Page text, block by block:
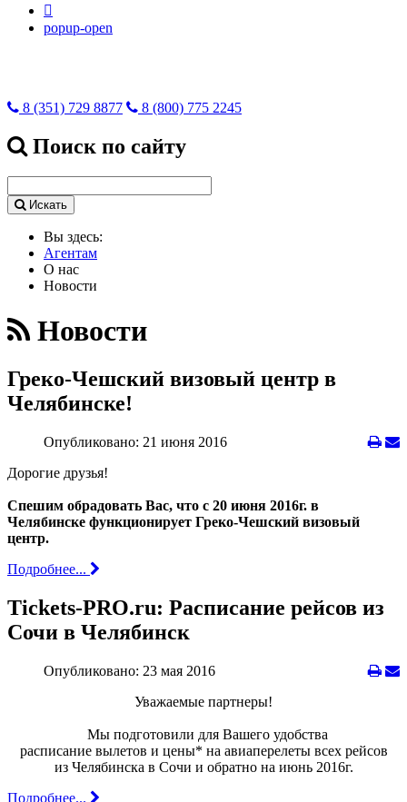

popup-open
8 (351) 729 8877 8 (800) 775 2245
Поиск по сайту
Искать
Вы здесь:
Агентам
О нас
Новости
Новости
Греко-Чешский визовый центр в
Челябинске!
Опубликовано: 21 июня 2016
Дорогие друзья!
Спешим обрадовать Вас, что с 20 июня 2016г. в
Челябинске функционирует Греко-Чешский визовый
центр.
Подробнее...
Tickets-PRO.ru: Расписание рейсов из
Сочи в Челябинск
Опубликовано: 23 мая 2016
Уважаемые партнеры!
Мы подготовили для Вашего удобства
расписание вылетов и цены* на авиаперелеты всех рейсов
из Челябинска в Сочи и обратно на июнь 2016г.
Подробнее...